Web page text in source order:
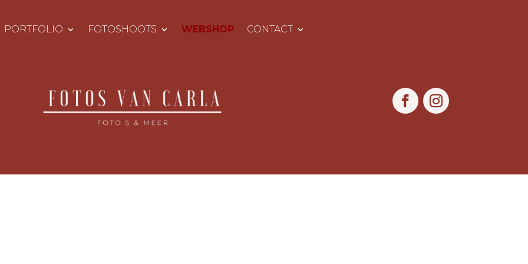
PORTFOLIO FOTOSHOOTS WEBSHOP CONTACT